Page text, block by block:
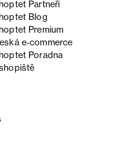
Partneři
Blog
Premium
e‑commerce
Poradna